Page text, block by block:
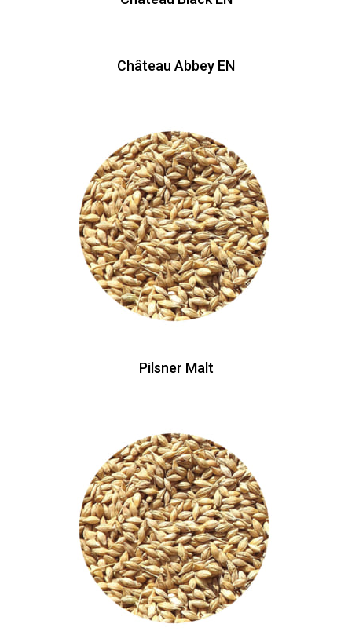
Château Abbey EN
Pilsner Malt